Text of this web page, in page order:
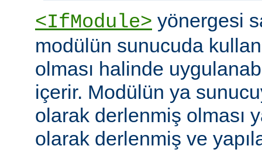
<IfModule> yönergesi
modülün sunucuda
olması halinde
içerir. Modülün ya
olarak derlenmiş olması
olarak derlenmiş ve